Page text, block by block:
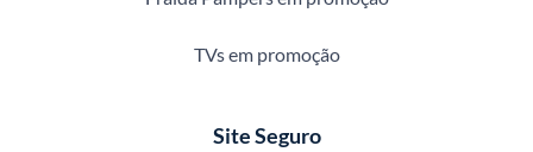
TVs em promoção
Site Seguro